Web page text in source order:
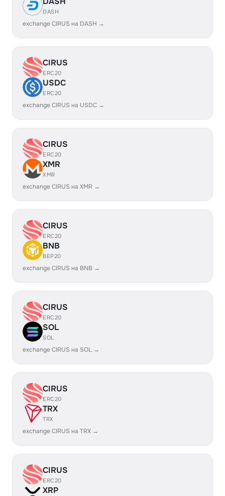
DASH
exchange CIRUS на DASH →
CIRUS
ERC20
USDC
ERC20
exchange CIRUS на USDC →
CIRUS
ERC20
XMR
XMR
exchange CIRUS на XMR →
CIRUS
ERC20
BNB
BEP20
exchange CIRUS на BNB →
CIRUS
ERC20
SOL
SOL
exchange CIRUS на SOL →
CIRUS
ERC20
TRX
TRX
exchange CIRUS на TRX →
CIRUS
ERC20
XRP